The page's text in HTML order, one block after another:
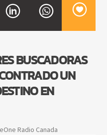
BUSCADORAS
UN
EN
Radio Canada